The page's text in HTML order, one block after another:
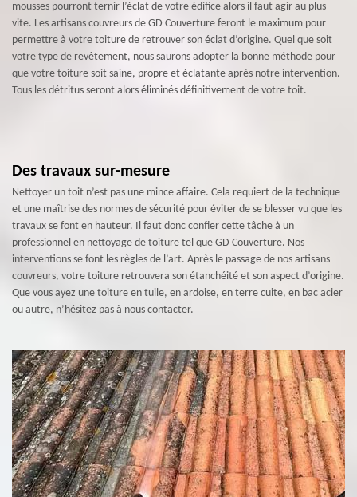
mousses pourront ternir l’éclat de votre édifice alors il faut agir au plus
vite. Les artisans couvreurs de GD Couverture feront le maximum pour
permettre à votre toiture de retrouver son éclat d’origine. Quel que soit
votre type de revêtement, nous saurons adopter la bonne méthode pour
que votre toiture soit saine, propre et éclatante après notre intervention.
Tous les détritus seront alors éliminés définitivement de votre toit.
Des travaux sur-mesure
Nettoyer un toit n’est pas une mince affaire. Cela requiert de la technique
et une maîtrise des normes de sécurité pour éviter de se blesser vu que les
travaux se font en hauteur. Il faut donc confier cette tâche à un
professionnel en nettoyage de toiture tel que GD Couverture. Nos
interventions se font les règles de l’art. Après le passage de nos artisans
couvreurs, votre toiture retrouvera son étanchéité et son aspect d’origine.
Que vous ayez une toiture en tuile, en ardoise, en terre cuite, en bac acier
ou autre, n’hésitez pas à nous contacter.